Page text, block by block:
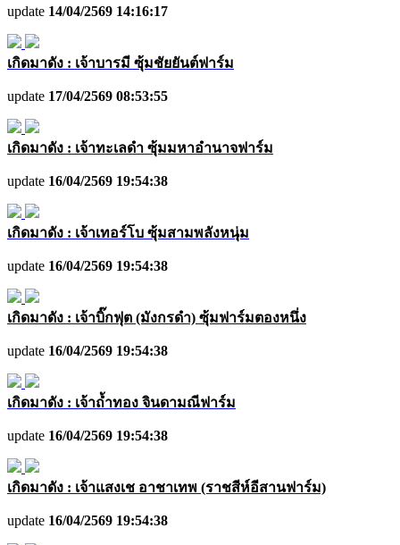
update 14/04/2569 14:16:17
เกิดมาดัง : เจ้าบารมี ซุ้มชัยยันต์ฟาร์ม
update 17/04/2569 08:53:55
เกิดมาดัง : เจ้าทะเลดำ ซุ้มมหาอำนาจฟาร์ม
update 16/04/2569 19:54:38
เกิดมาดัง : เจ้าเทอร์โบ ซุ้มสามพลังหนุ่ม
update 16/04/2569 19:54:38
เกิดมาดัง : เจ้าบิ๊กฟุต (มังกรดำ) ซุ้มฟาร์มตองหนึ่ง
update 16/04/2569 19:54:38
เกิดมาดัง : เจ้าถ้ำทอง จินดามณีฟาร์ม
update 16/04/2569 19:54:38
เกิดมาดัง : เจ้าแสงเช อาชาเทพ (ราชสีห์อีสานฟาร์ม)
update 16/04/2569 19:54:38